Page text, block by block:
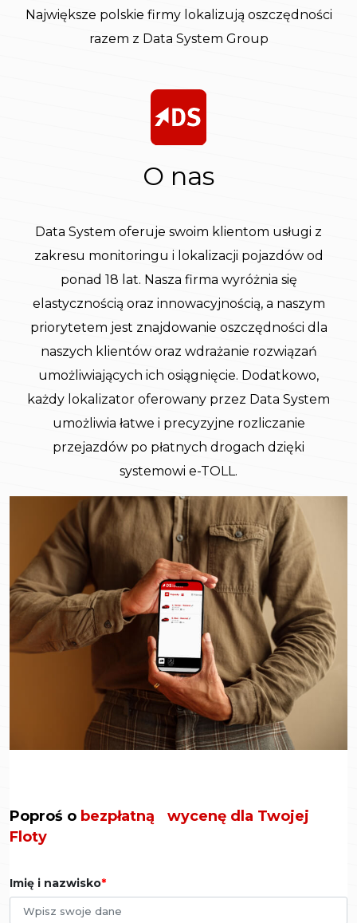
Największe polskie firmy lokalizują oszczędności
razem z Data System Group
O nas
Data System oferuje swoim klientom usługi z
zakresu monitoringu i lokalizacji pojazdów od
ponad 18 lat. Nasza firma wyróżnia się
elastycznością oraz innowacyjnością, a naszym
priorytetem jest znajdowanie oszczędności dla
naszych klientów oraz wdrażanie rozwiązań
umożliwiających ich osiągnięcie. Dodatkowo,
każdy lokalizator oferowany przez Data System
umożliwia łatwe i precyzyjne rozliczanie
przejazdów po płatnych drogach dzięki
systemowi e-TOLL.
Poproś o bezpłatną wycenę dla Twojej
Floty
Imię i nazwisko